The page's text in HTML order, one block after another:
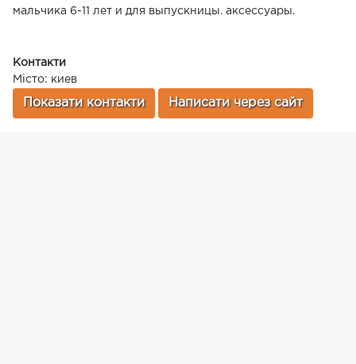
мальчика 6-11 лет и для выпускницы. аксессуары.
Контакти
Місто: киев
Показати контакти Написати через сайт